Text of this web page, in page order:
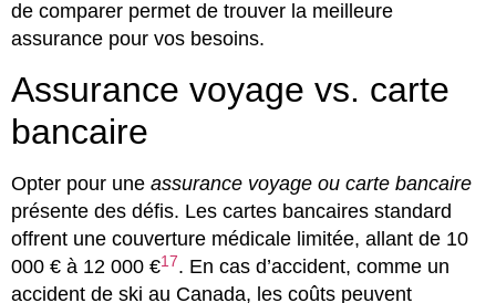
de comparer permet de trouver la meilleure
assurance pour vos besoins.
Assurance voyage vs. carte
bancaire
Opter pour une assurance voyage ou carte bancaire
présente des défis. Les cartes bancaires standard
offrent une couverture médicale limitée, allant de 10
000 € à 12 000 €17. En cas d’accident, comme un
accident de ski au Canada, les coûts peuvent